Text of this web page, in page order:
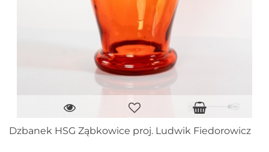
Dzbanek HSG Ząbkowice proj. Ludwik Fiedorowicz